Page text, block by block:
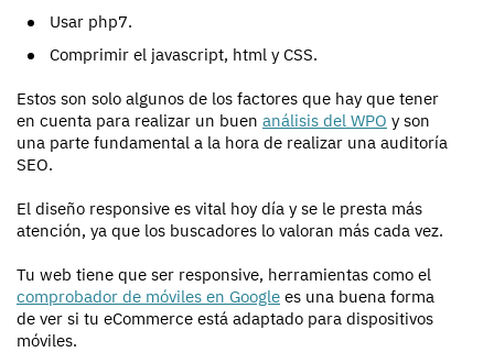
Usar php7.
Comprimir el javascript, html y CSS.
Estos son solo algunos de los factores que hay que tener
en cuenta para realizar un buen análisis del WPO y son
una parte fundamental a la hora de realizar una auditoría
SEO.
El diseño responsive es vital hoy día y se le presta más
atención, ya que los buscadores lo valoran más cada vez.
Tu web tiene que ser responsive, herramientas como el
comprobador de móviles en Google es una buena forma
de ver si tu eCommerce está adaptado para dispositivos
móviles.